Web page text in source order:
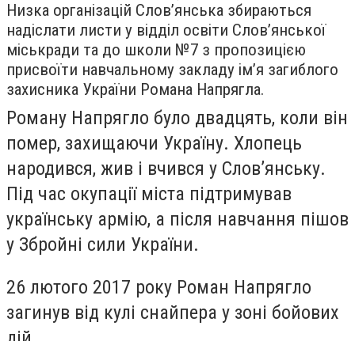
Низка організацій Слов’янська збираються
надіслати листи у відділ освіти Слов’янської
міськради та до школи №7 з пропозицією
присвоїти навчальному закладу ім’я загиблого
захисника України Романа Напрягла.
Роману Напрягло було двадцять, коли він
помер, захищаючи Україну. Хлопець
народився, жив і вчився у Слов’янську.
Під час окупації міста підтримував
українську армію, а після навчання пішов
у Збройні сили України.
26 лютого 2017 року Роман Напрягло
загинув від кулі снайпера у зоні бойових